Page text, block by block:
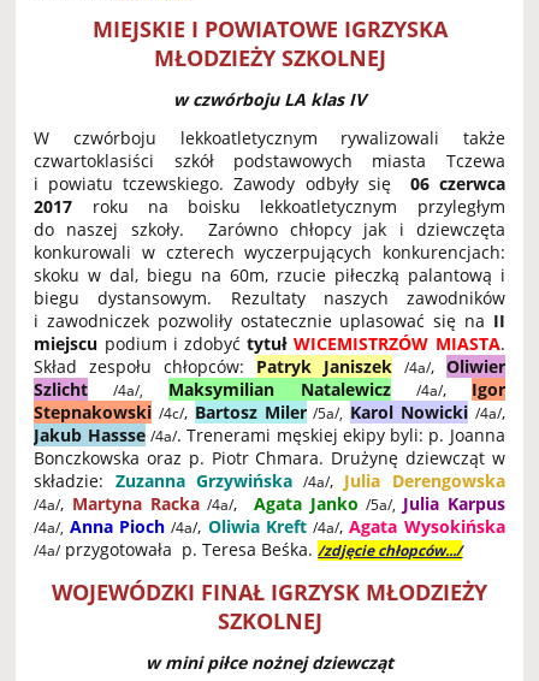
MIEJSKIE I POWIATOWE IGRZYSKA
MŁODZIEŻY SZKOLNEJ
w czwórboju LA klas IV
W czwórboju lekkoatletycznym rywalizowali także
czwartoklasiści szkół podstawowych miasta Tczewa
i powiatu tczewskiego. Zawody odbyły się 06 czerwca
2017 roku na boisku lekkoatletycznym przyległym
do naszej szkoły. Zarówno chłopcy jak i dziewczęta
konkurowali w czterech wyczerpujących konkurencjach:
skoku w dal, biegu na 60m, rzucie piłeczką palantową i
biegu dystansowym. Rezultaty naszych zawodników
i zawodniczek pozwoliły ostatecznie uplasować się na II
miejscu podium i zdobyćtytułWICEMISTRZÓW MIASTA.
Skład zespołu chłopców: Patryk Janiszek /4a/, Oliwier
Szlicht
/4a/, Maksymilian Natalewicz /4a/,
Igor
Stepnakowski /4c/, Bartosz Miler /5a/, Karol Nowicki /4a/,
Jakub Hassse /4a/. Trenerami męskiej ekipy byli: p. Joanna
Bonczkowska oraz p. Piotr Chmara. Drużynę dziewcząt w
składzie: Zuzanna Grzywińska /4a/, Julia Derengowska
/4a/, Martyna Racka /4a/, Agata Janko /5a/, Julia Karpus
/4a/, Anna Pioch /4a/, Oliwia Kreft /4a/,Agata Wysokińska
/4a/przygotowała p. Teresa Beśka./zdjęcie chłopców.../
WOJEWÓDZKI FINAŁ IGRZYSK MŁODZIEŻY
SZKOLNEJ
w mini piłce nożnej dziewcząt